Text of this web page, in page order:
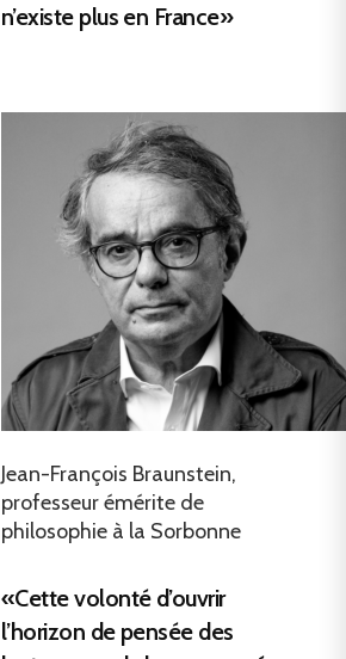
n’existe plus en France»
Jean-François Braunstein,
professeur émérite de
philosophie à la Sorbonne
«Cette volonté d’ouvrir
l’horizon de pensée des